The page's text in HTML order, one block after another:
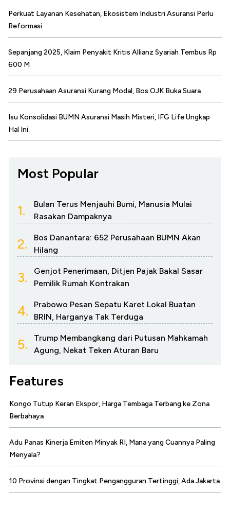
Perkuat Layanan Kesehatan, Ekosistem Industri Asuransi Perlu
Reformasi
Sepanjang 2025, Klaim Penyakit Kritis Allianz Syariah Tembus Rp
600 M
29 Perusahaan Asuransi Kurang Modal, Bos OJK Buka Suara
Isu Konsolidasi BUMN Asuransi Masih Misteri, IFG Life Ungkap
Hal Ini
Most Popular
1.
Bulan Terus Menjauhi Bumi, Manusia Mulai
Rasakan Dampaknya
2.
Bos Danantara: 652 Perusahaan BUMN Akan
Hilang
3.
Genjot Penerimaan, Ditjen Pajak Bakal Sasar
Pemilik Rumah Kontrakan
4.
Prabowo Pesan Sepatu Karet Lokal Buatan
BRIN, Harganya Tak Terduga
5.
Trump Membangkang dari Putusan Mahkamah
Agung, Nekat Teken Aturan Baru
Features
Kongo Tutup Keran Ekspor, Harga Tembaga Terbang ke Zona
Berbahaya
Adu Panas Kinerja Emiten Minyak RI, Mana yang Cuannya Paling
Menyala?
10 Provinsi dengan Tingkat Pengangguran Tertinggi, Ada Jakarta